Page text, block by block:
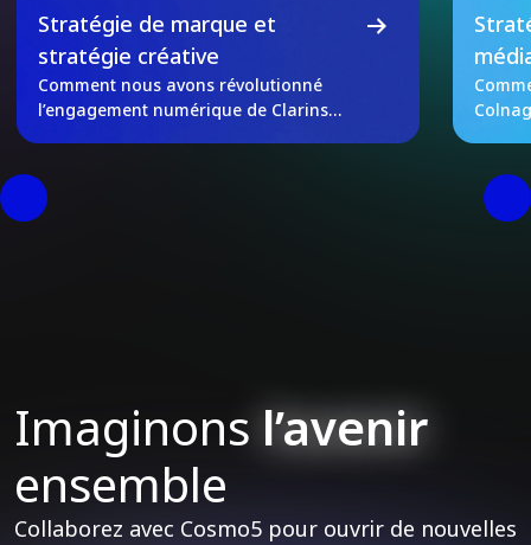
Stratégie de marque et
stratégie créative
Comment nous avons révolutionné
l’engagement numérique de Clarins
Imaginons l’avenir
ensemble
Collaborez avec Cosmo5 pour ouvrir de nouvelles